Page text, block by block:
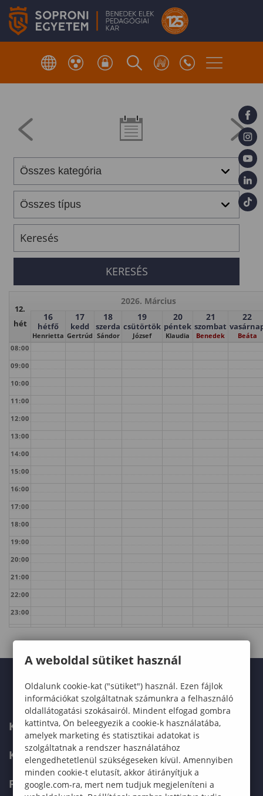
12.
hét
2026. Március
16
hétfő
Henrietta
17
kedd
Gertrúd
18
szerda
Sándor
19
csütörtök
József
20
péntek
Klaudia
21
szombat
Benedek
22
Beáta
08:00
09:00
10:00
11:00
12:00
13:00
14:00
15:00
16:00
17:00
18:00
19:00
20:00
21:00
22:00
23:00
KARUNK
KÉPZÉSEK
FELVÉTELIZŐKNEK
A weboldal sütiket használ
Oldalunk cookie-kat ("sütiket") használ. Ezen fájlok
információkat szolgáltatnak számunkra a felhasználó
oldallátogatási szokásairól. Mindent elfogad gombra
kattintva, Ön beleegyezik a cookie-k használatába,
amelyek marketing és statisztikai adatokat is
szolgáltatnak a rendszer használatához
elengedhetetlenül szükségeseken kívül. Amennyiben
minden cookie-t elutasít, akkor átirányítjuk a
google.com-ra, mert nem tudjuk megjeleníteni a